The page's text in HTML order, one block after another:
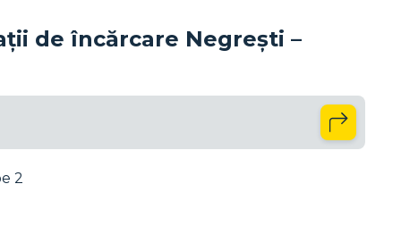
de încărcare Negrești –
2